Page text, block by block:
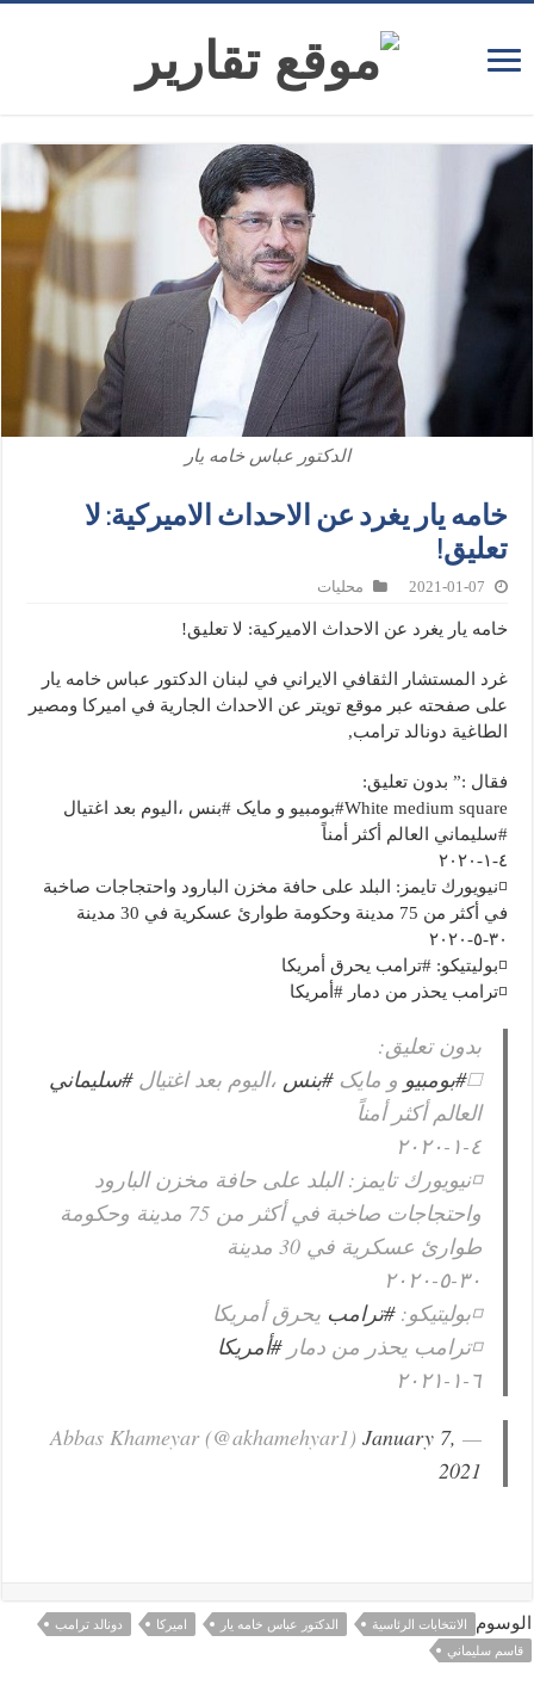
الدكتور عباس خامه يار
خامه يار يغرد عن الاحداث الاميركية: لا
تعليق!
2021-01-07 محليات
خامه يار يغرد عن الاحداث الاميركية: لا تعليق!
غرد المستشار الثقافي الايراني في لبنان الدكتور عباس خامه يار
على صفحته عبر موقع تويتر عن الاحداث الجارية في اميركا ومصير
الطاغية دونالد ترامب,
فقال :” بدون تعليق:
White medium square#بومبيو و مایک #بنس ،اليوم بعد اغتيال
#سليماني العالم أكثر أمناً
٤-١-٢٠٢٠
◽نيويورك تايمز: البلد على حافة مخزن البارود واحتجاجات صاخبة
في أكثر من 75 مدينة وحكومة طوارئ عسكرية في 30 مدينة
٣٠-٥-٢٠٢٠
◽بوليتيكو: #ترامب يحرق أمريكا
◽ترامب يحذر من دمار #أمريكا
بدون تعليق:
◻️#بومبيو و مایک#بنس ،اليوم بعد اغتيال#سليماني
العالم أكثر أمناً
٤-١-٢٠٢٠
◽نيويورك تايمز: البلد على حافة مخزن البارود
واحتجاجات صاخبة في أكثر من 75 مدينة وحكومة
طوارئ عسكرية في 30 مدينة
٣٠-٥-٢٠٢٠
◽بوليتيكو:#ترامب يحرق أمريكا
◽ترامب يحذر من دمار#أمريكا
٦-١-٢٠٢١
— Abbas Khameyar (@akhamehyar1)
January 7,
2021
الوسوم الانتخابات الرئاسية الدكتور عباس خامه يار اميركا
دونالد ترامب
قاسم سليماني